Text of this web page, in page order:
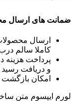
ضمانت های ارسال
ارسال
کاملا سالم
پرداخت هزینه
و دریافت رسید
امکان
لورم ایپسوم متن